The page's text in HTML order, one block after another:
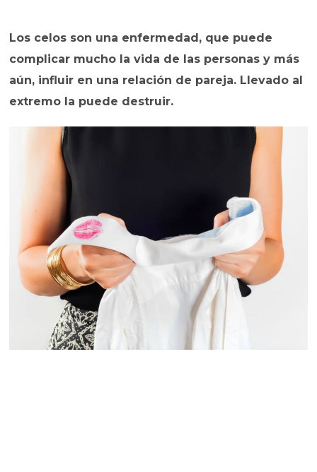
Los celos son una enfermedad, que puede
complicar mucho la vida de las personas y más
aún, influir en una relación de pareja. Llevado al
extremo la puede destruir.